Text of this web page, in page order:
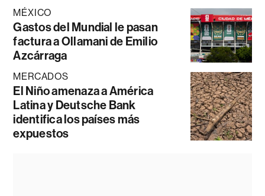
MÉXICO
Gastos del Mundial le pasan
factura a Ollamani de Emilio
Azcárraga
MERCADOS
El Niño amenaza a América
Latina y Deutsche Bank
identifica los países más
expuestos